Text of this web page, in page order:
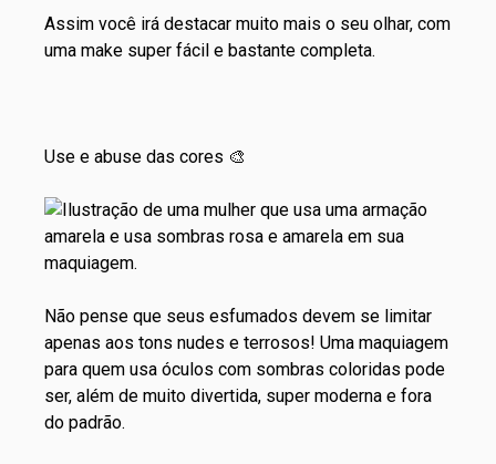
Assim você irá destacar muito mais o seu olhar, com
uma make super fácil e bastante completa.
Use e abuse das cores 🎨
Não pense que seus esfumados devem se limitar
apenas aos tons nudes e terrosos! Uma maquiagem
para quem usa óculos com sombras coloridas pode
ser, além de muito divertida, super moderna e fora
do padrão.